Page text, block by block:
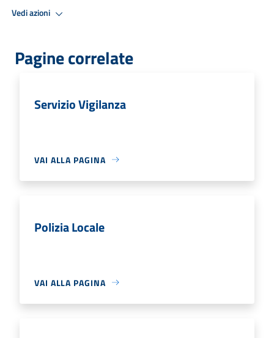
Vedi azioni
Pagine correlate
Servizio Vigilanza
VAI ALLA PAGINA
Polizia Locale
VAI ALLA PAGINA